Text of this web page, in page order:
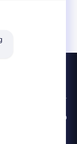
de Contacto